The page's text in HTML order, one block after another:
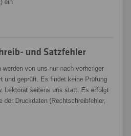
ein
und Satzfehler
werden von uns nur nach vorheriger
und geprüft. Es findet keine Prüfung
Lektorat seitens uns statt. Es erfolgt
der Druckdaten (Rechtschreibfehler,